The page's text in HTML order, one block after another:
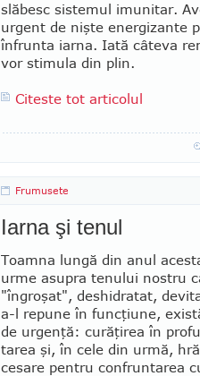
slăbesc sistemul imunitar.
urgent de nişte energizante
înfrunta iarna. Iată câteva
vor stimula din plin.
Citeste tot articolul
Frumusete
Iarna şi tenul
Toamna lungă din anul
urme asupra te­nu­­lui nos­tru
"îngroşat", des­hi­­dra­tat,
a-l re­pune în func­ţiune,
de ur­genţă: curăţirea în
tarea şi, în cele din urmă,
cesare pen­tru confruntarea